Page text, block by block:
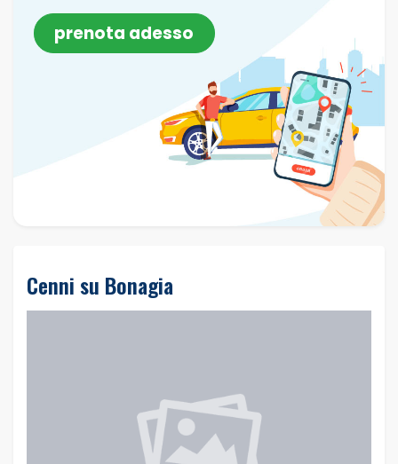
prenota adesso
Cenni su Bonagia